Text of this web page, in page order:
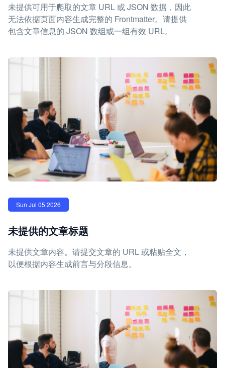
未提供可用于爬取的文章 URL 或 JSON 数据，因此
无法依据页面内容生成完整的 Frontmatter。请提供
包含文章信息的 JSON 数组或一组有效 URL。
Sun Jul 05 2026
未提供的文章标题
未提供文章内容。请提交文章的 URL 或粘贴全文，
以便根据内容生成前言与分段信息。